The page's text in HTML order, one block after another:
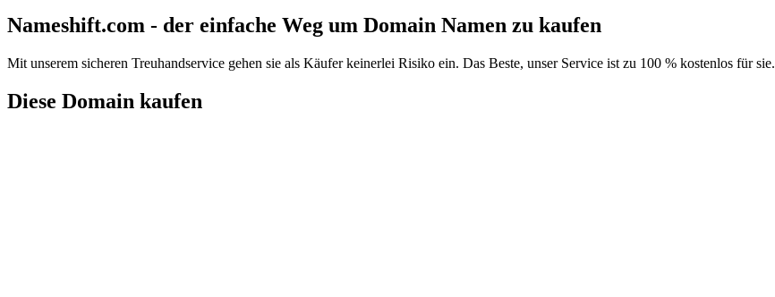
Nameshift.com - der einfache Weg um Domain Namen zu kaufen
Mit unserem sicheren Treuhandservice gehen sie als Käufer keinerlei Risiko ein. Das Beste, unser Service ist zu 100 % kostenlos für sie.
Diese Domain kaufen